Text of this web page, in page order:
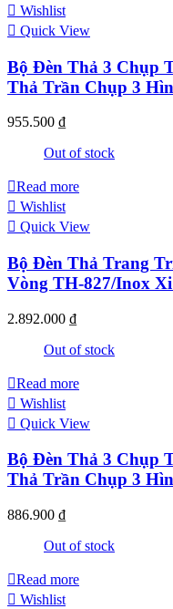
Wishlist
Quick View
Bộ Đèn Thả 3 Chụp
Thả Trần Chụp 3
955.500 ₫
Out of stock
Read more
Wishlist
Quick View
Bộ Đèn Thả Trang
Vòng TH-827/Inox
2.892.000 ₫
Out of stock
Read more
Wishlist
Quick View
Bộ Đèn Thả 3 Chụp
Thả Trần Chụp 3
886.900 ₫
Out of stock
Read more
Wishlist